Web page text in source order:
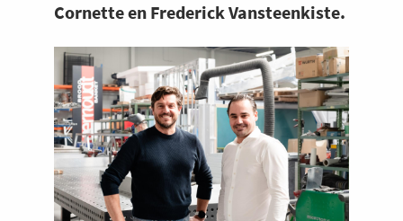
Cornette en Frederick Vansteenkiste.